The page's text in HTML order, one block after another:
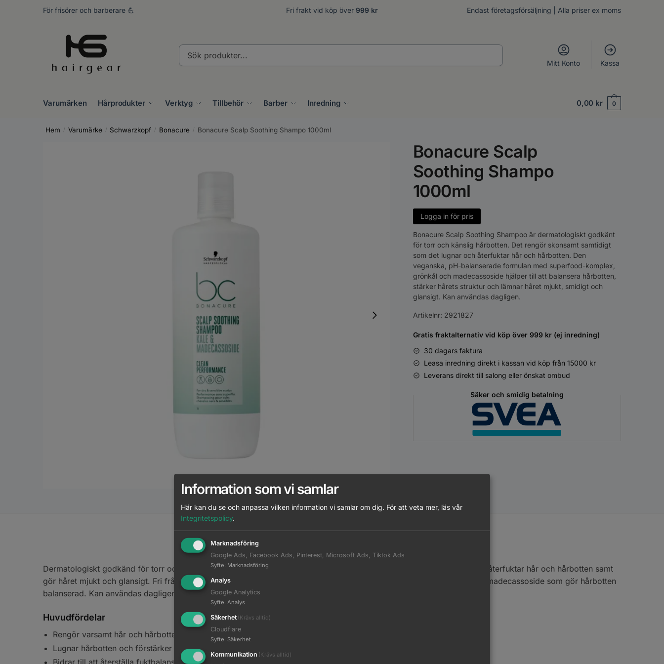
För frisörer och barberare 💪 Fri frakt vid köp över 999 kr Endast företagsförsäljning | Alla priser ex moms
Sök
produkter...
Mitt Konto Kassa
Varumärken Hårprodukter Verktyg Tillbehör Barber Inredning 0,00 kr 0
Hem / Varumärke / Schwarzkopf / Bonacure / Bonacure Scalp Soothing Shampo 1000ml
Bonacure Scalp
Soothing Shampo
1000ml
Logga in för pris
Bonacure Scalp Soothing Shampoo är dermatologiskt godkänt
för torr och känslig hårbotten. Det rengör skonsamt samtidigt
som det lugnar och återfuktar hår och hårbotten. Den
veganska, pH-balanserade formulan med superfood-komplex,
grönkål och madecassoside hjälper till att balansera hårbotten,
stärker hårets struktur och lämnar håret mjukt, smidigt och
glansigt. Kan användas dagligen.
Artikelnr: 2921827
Gratis fraktalternativ vid köp över 999 kr (ej inredning)
30 dagars faktura
Leasa inredning direkt i kassan vid köp från 15000 kr
Leverans direkt till salong eller önskat ombud
Säker och smidig betalning
Dermatologiskt godkänd för torr och känslig hårbotten, Bonacure Scalp Soothing Shampo rengör varsamt , lugnar och återfuktar hår och hårbotten samt
gör håret mjukt och glansigt. Fri från* och vegansk** formula med superfood komplexitet är berikad med grönkål och madecassoside som gör hårbotten
balanserad. Kan användas dagligen
Huvudfördelar
Rengör varsamt hår och hårbotten
Lugnar hårbotten och förstärker hårets struktur
Information som vi samlar
Här kan du se och anpassa vilken information vi samlar om dig. För att veta mer, läs vår
Integritetspolicy.
Marknadsföring
Google Ads, Facebook Ads, Pinterest, Microsoft Ads, Tiktok Ads
Syfte: Marknadsföring
Analys
Google Analytics
Syfte: Analys
Säkerhet (Krävs alltid)
Cloudflare
Syfte: Säkerhet
Kommunikation (Krävs alltid)